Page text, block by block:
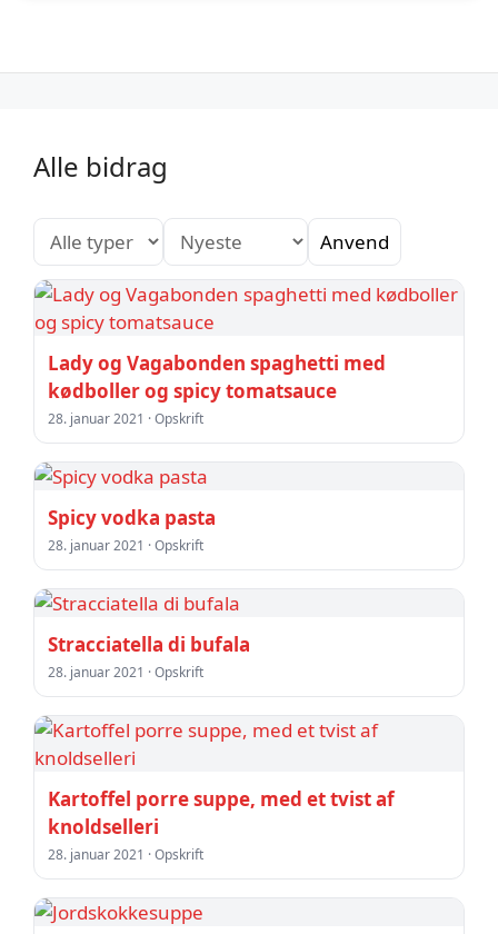
Alle bidrag
Anvend
Lady og Vagabonden spaghetti med
kødboller og spicy tomatsauce
28. januar 2021 · Opskrift
Spicy vodka pasta
28. januar 2021 · Opskrift
Stracciatella di bufala
28. januar 2021 · Opskrift
Kartoffel porre suppe, med et tvist af
knoldselleri
28. januar 2021 · Opskrift